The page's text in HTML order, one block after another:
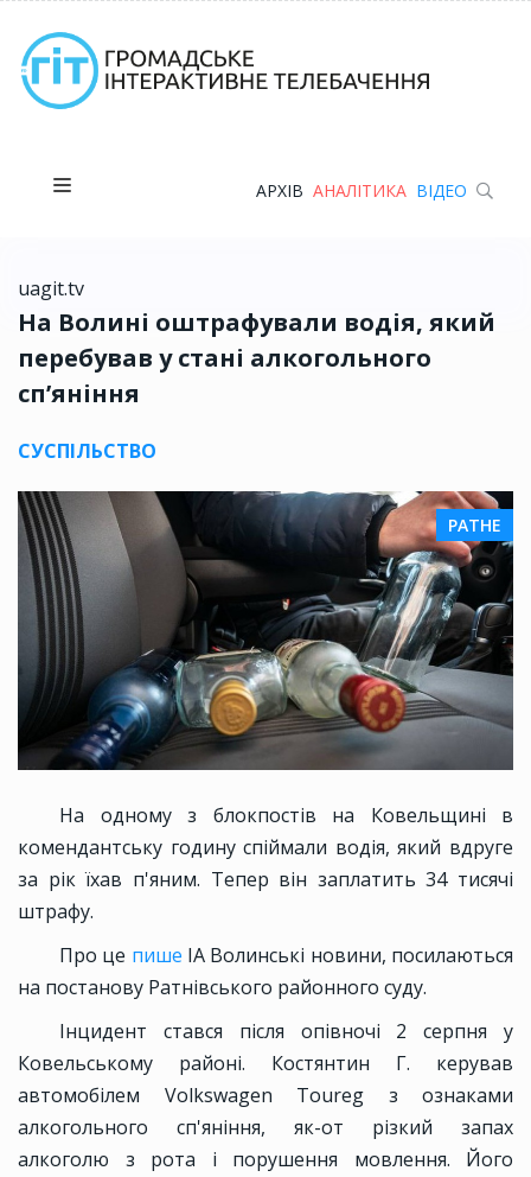
АРХІВ АНАЛІТИКА ВІДЕО
uagit.tv
На Волині оштрафували водія, який
перебував у стані алкогольного
сп’яніння
СУСПІЛЬСТВО
РАТНЕ
На одному з блокпостів на Ковельщині в
комендантську годину спіймали водія, який вдруге
за рік їхав п'яним. Тепер він заплатить 34 тисячі
штрафу.
Про це пише ІА Волинські новини, посилаються
на постанову Ратнівського районного суду.
Інцидент стався після опівночі 2 серпня у
Ковельському районі. Костянтин Г. керував
автомобілем Volkswagen Toureg з ознаками
алкогольного сп'яніння, як-от різкий запах
алкоголю з рота і порушення мовлення. Його